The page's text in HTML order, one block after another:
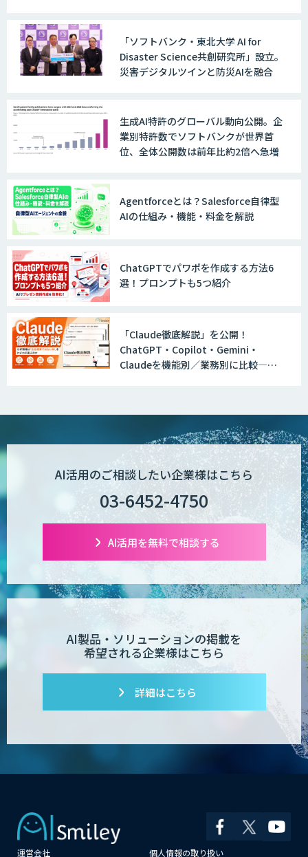
戦略策定から実装まで一気通貫のAIエー
ジェント開発
WARP NEXT
LINE WORKS AiNote
ト
GENIEE SFA/CRM
Explaza 生成AI Partner | AX
Wanderlust RAG コンシェルジュ
業務特化型AIエージェントの開発支援
「業務AIプロ」
Dify開発支援
PATPOST
「ソフトバンク・東北大学 AI for
Disaster Science共創研究所」設立。
災害デジタルツインと防災AIを融合
生成AI特許のグローバル動向公開。企
業別特許数でソフトバンクが世界首
位、全体公開数は前年比約2倍へ急増
Agentforceとは？Salesforce自律型
AIの仕組み・機能・料金を解説
ChatGPTでパワポを作成する方法6
選！プロンプトも5つ紹介
「Claude徹底解説」を公開！
ChatGPT・Copilot・Gemini・
Claudeを機能別／業務別に比較―自
AI活用のご相談したい企業様はこちら
03-6452-4750
AI活用を無料で相談する
AI製品・ソリューションの掲載を
希望される企業様はこちら
詳細はこちら
運営会社 個人情報の取り扱い